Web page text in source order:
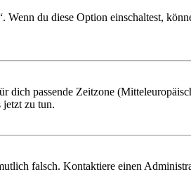
du diese Option einschaltest,
dich passende Zeitzone
jetzt zu tun.
falsch. Kontaktiere einen